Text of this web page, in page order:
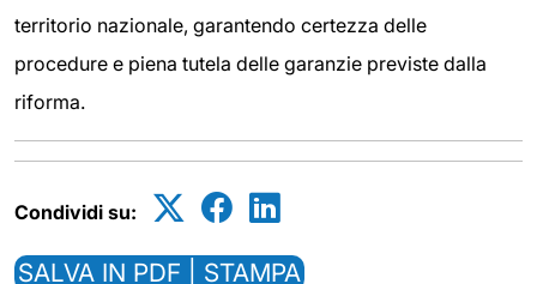
territorio nazionale, garantendo certezza delle
procedure e piena tutela delle garanzie previste dalla
riforma.
Condividi su:
SALVA IN PDF | STAMPA